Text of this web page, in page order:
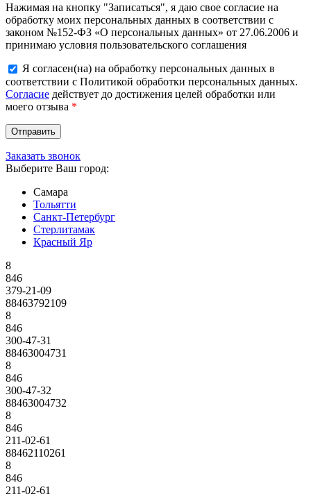
Нажимая на кнопку "Записаться", я даю свое согласие на
обработку моих персональных данных в соответствии с
законом №152-ФЗ «О персональных данных» от 27.06.2006 и
принимаю условия пользовательского соглашения
Я согласен(на) на обработку персональных данных в
соответствии с Политикой обработки персональных данных.
Согласие действует до достижения целей обработки или
моего отзыва *
Заказать звонок
Выберите Ваш город:
Самара
Тольятти
Санкт-Петербург
Стерлитамак
Красный Яр
8
846
379-21-09
88463792109
8
846
300-47-31
88463004731
8
846
300-47-32
88463004732
8
846
211-02-61
88462110261
8
846
211-02-61